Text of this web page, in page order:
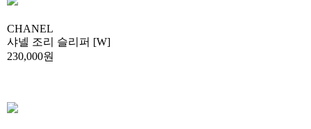
CHANEL
샤넬 조리 슬리퍼 [W]
230,000원